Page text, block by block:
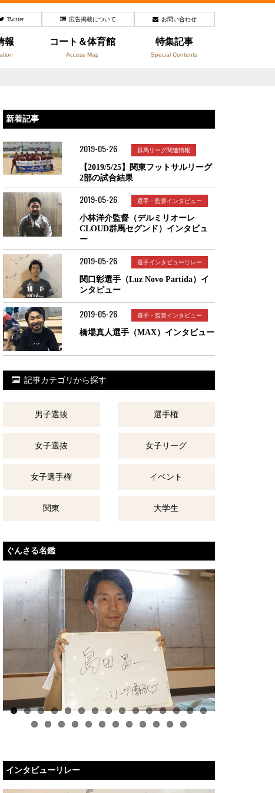
Twitter 広告掲載について お問い合わせ
報 コート＆体育館
Access Map
特集記事
Special Contents
新着記事
2019-05-26 群馬リーグ関連情報
【2019/5/25】関東フットサルリーグ
2部の試合結果
2019-05-26 選手・監督インタビュー
小林洋介監督（デルミリオーレ
CLOUD群馬セグンド）インタビュ
ー
2019-05-26 選手インタビューリレー
関口彰選手（Luz Novo Partida）イ
ンタビュー
2019-05-26 選手・監督インタビュー
橋場真人選手（MAX）インタビュー
記事カテゴリから探す
男子選抜 選手権
女子選抜 女子リーグ
女子選手権 イベント
関東 大学生
ぐんさる名鑑
インタビューリレー